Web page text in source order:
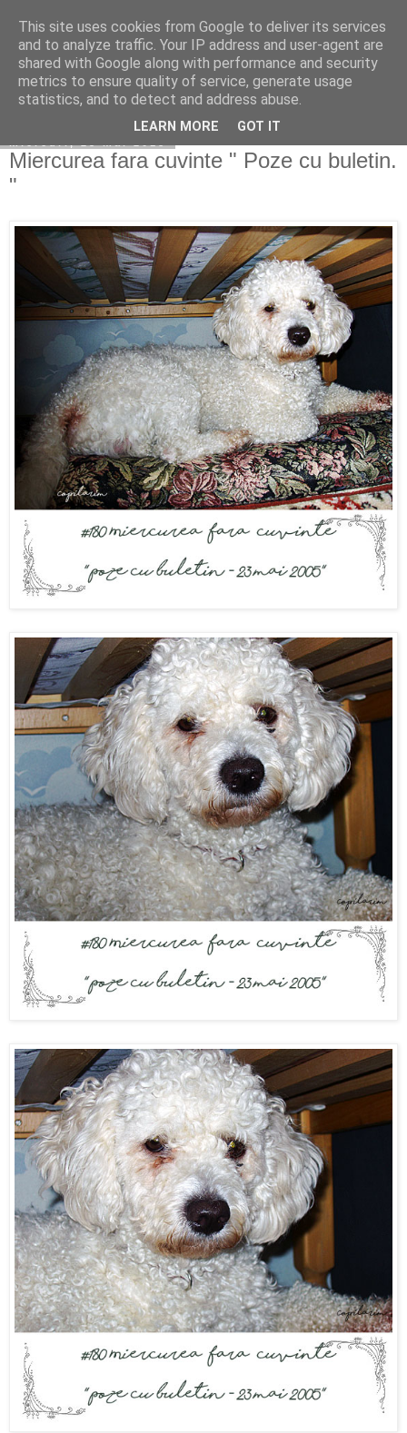
Copilarim
Miercurea fara cuvinte " Poze cu buletin.
"
This site uses cookies from Google to deliver its services
and to analyze traffic. Your IP address and user-agent are
shared with Google along with performance and security
metrics to ensure quality of service, generate usage
statistics, and to detect and address abuse.
LEARN MORE GOT IT